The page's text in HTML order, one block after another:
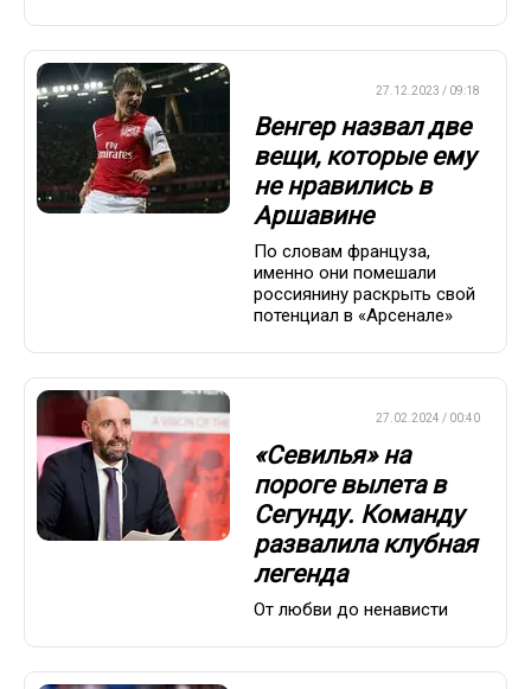
27.12.2023 / 09:18
Венгер назвал две
вещи, которые ему
не нравились в
Аршавине
По словам француза,
именно они помешали
россиянину раскрыть свой
потенциал в «Арсенале»
27.02.2024 / 00:40
«Севилья» на
пороге вылета в
Сегунду. Команду
развалила клубная
легенда
От любви до ненависти